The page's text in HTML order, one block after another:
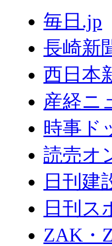
毎日.jp
長崎新
西日本
産経ニ
時事ド
読売オ
日刊建
日刊ス
ZAK・